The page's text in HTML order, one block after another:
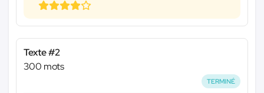
Texte #2
300 mots
TERMINÉ